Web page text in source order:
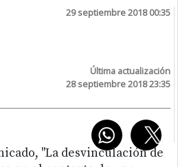
29 septiembre 2018 00:35
Última actualización
28 septiembre 2018 23:35
"La desvinculación de